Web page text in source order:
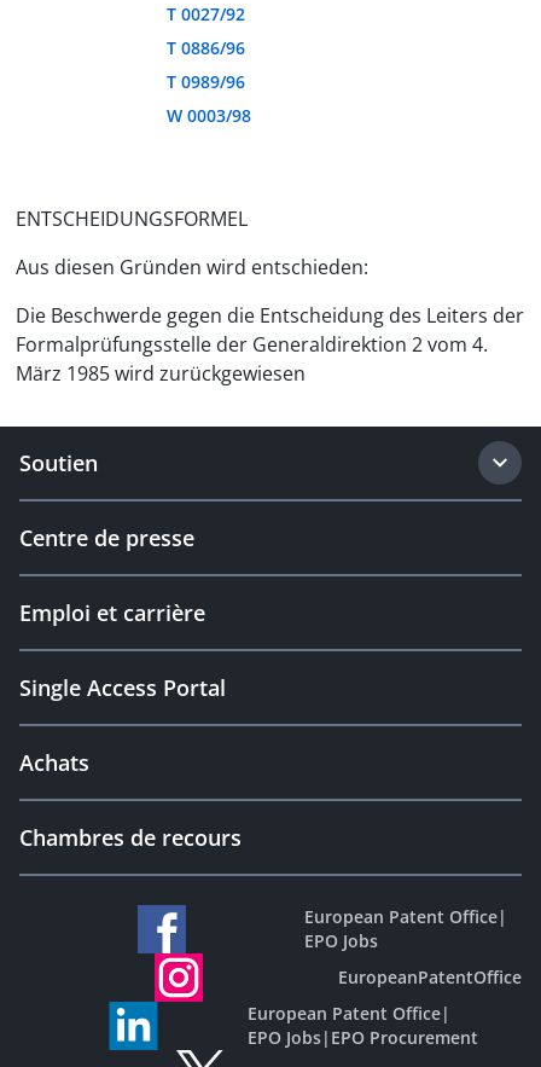
T 0027/92
T 0886/96
T 0989/96
W 0003/98
ENTSCHEIDUNGSFORMEL
Aus diesen Gründen wird entschieden:
Die Beschwerde gegen die Entscheidung des Leiters der
Formalprüfungsstelle der Generaldirektion 2 vom 4.
März 1985 wird zurückgewiesen
Soutien
Centre de presse
Emploi et carrière
Single Access Portal
Achats
Chambres de recours
European Patent Office|
EPO Jobs
EuropeanPatentOffice
European Patent Office|
EPO Jobs| EPO Procurement